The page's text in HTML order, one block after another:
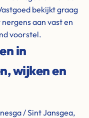
bekijkt graag
aan vast en
voorstel.
in
wijken en
/ Sint Jansgea,